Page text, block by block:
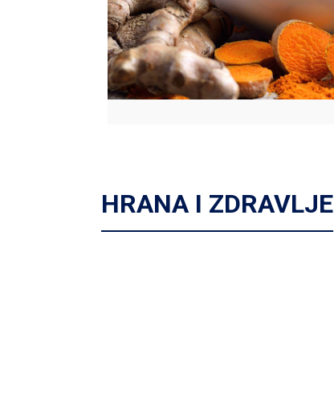
Vidni sustav
Opća medicina
Unutarnje bolesti
HRANA I ZDRAVLJE